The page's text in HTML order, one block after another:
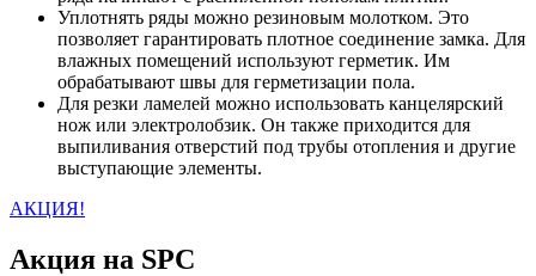
Уплотнять ряды можно резиновым молотком. Это
позволяет гарантировать плотное соединение замка. Для
влажных помещений используют герметик. Им
обрабатывают швы для герметизации пола.
Для резки ламелей можно использовать канцелярский
нож или электролобзик. Он также приходится для
выпиливания отверстий под трубы отопления и другие
выступающие элементы.
АКЦИЯ!
Акция на SPC